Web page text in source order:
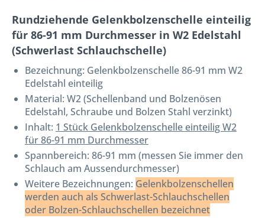
Rundziehende Gelenkbolzenschelle einteilig
für 86-91 mm Durchmesser in W2 Edelstahl
(Schwerlast Schlauchschelle)
Bezeichnung: Gelenkbolzenschelle 86-91 mm W2
Edelstahl einteilig
Material: W2 (Schellenband und Bolzenösen
Edelstahl, Schraube und Bolzen Stahl verzinkt)
Inhalt: 1 Stück Gelenkbolzenschelle einteilig W2
für 86-91 mm Durchmesser
Spannbereich: 86-91 mm (messen Sie immer den
Schlauch am Aussendurchmesser)
Weitere Bezeichnungen: Gelenkbolzenschellen
werden auch als Schwerlast-Schlauchschellen
oder Bolzen-Schlauchschellen bezeichnet